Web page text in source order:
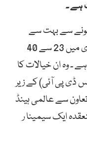
ہے ۔
سے بہت سے
بیماریوں ، خاص طور پر ڈائریا کی بیماری میں 23 سے 40
۔ وہ ان خیالات کا
ڈی پی آئی) کے زیر
سے عالمی ہینڈ
سے منعقدہ ایک سیمینا ر